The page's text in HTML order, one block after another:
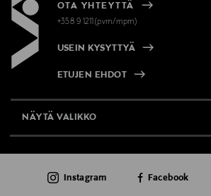
OTA YHTEYTTÄ
+358 9 1211(pvm/mpm)
USEIN KYSYTTYÄ
ETUJEN EHDOT
NÄYTÄ VALIKKO
AJANKOHTAISTA
Instagram Facebook